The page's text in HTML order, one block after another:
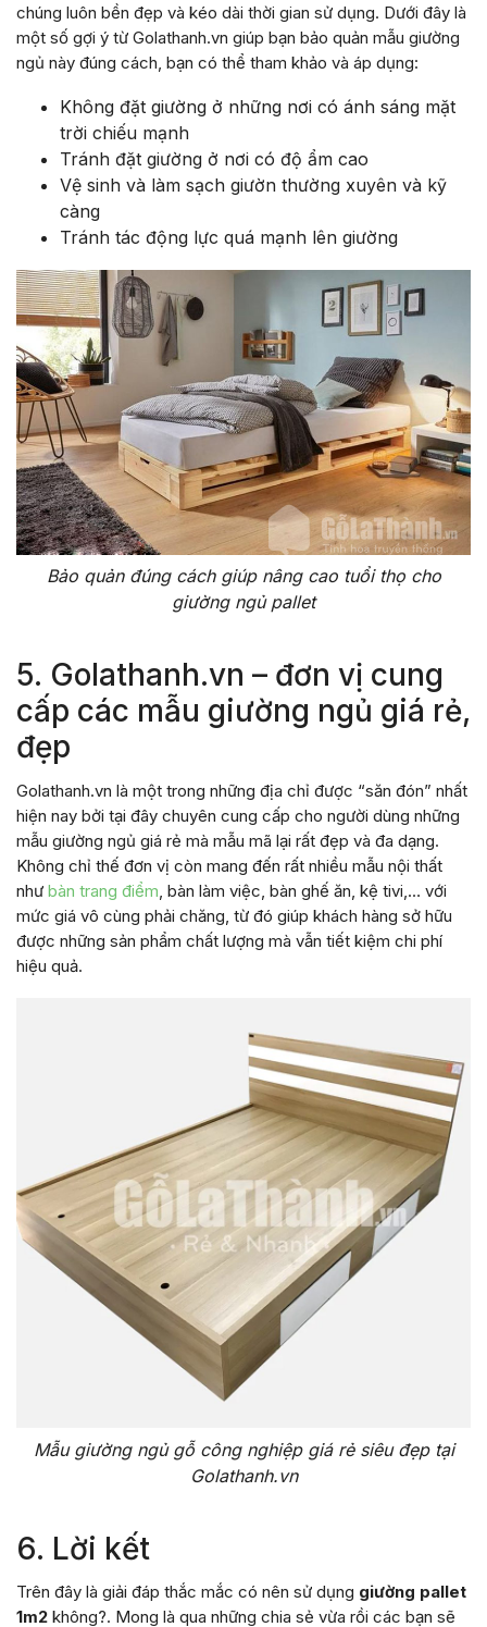
chúng luôn bền đẹp và kéo dài thời gian sử dụng. Dưới đây là
một số gợi ý từ Golathanh.vn giúp bạn bảo quản mẫu giường
ngủ này đúng cách, bạn có thể tham khảo và áp dụng:
Không đặt giường ở những nơi có ánh sáng mặt
trời chiếu mạnh
Tránh đặt giường ở nơi có độ ẩm cao
Vệ sinh và làm sạch giườn thường xuyên và kỹ
càng
Tránh tác động lực quá mạnh lên giường
Bảo quản đúng cách giúp nâng cao tuổi thọ cho
giường ngủ pallet
5. Golathanh.vn – đơn vị cung
cấp các mẫu giường ngủ giá rẻ,
đẹp
Golathanh.vn là một trong những địa chỉ được “săn đón” nhất
hiện nay bởi tại đây chuyên cung cấp cho người dùng những
mẫu giường ngủ giá rẻ mà mẫu mã lại rất đẹp và đa dạng.
Không chỉ thế đơn vị còn mang đến rất nhiều mẫu nội thất
như bàn trang điểm , bàn làm việc, bàn ghế ăn, kệ tivi,… với
mức giá vô cùng phải chăng, từ đó giúp khách hàng sở hữu
được những sản phẩm chất lượng mà vẫn tiết kiệm chi phí
hiệu quả.
Mẫu giường ngủ gỗ công nghiệp giá rẻ siêu đẹp tại
Golathanh.vn
6. Lời kết
Trên đây là giải đáp thắc mắc có nên sử dụng giường pallet
1m2 không?. Mong là qua những chia sẻ vừa rồi các bạn sẽ